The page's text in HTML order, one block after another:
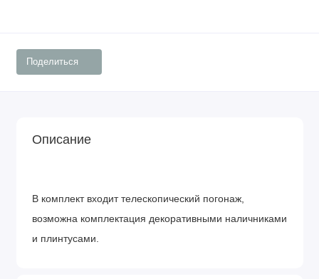
Поделиться
Описание
В комплект входит телескопический погонаж,
возможна комплектация декоративными наличниками
и плинтусами.